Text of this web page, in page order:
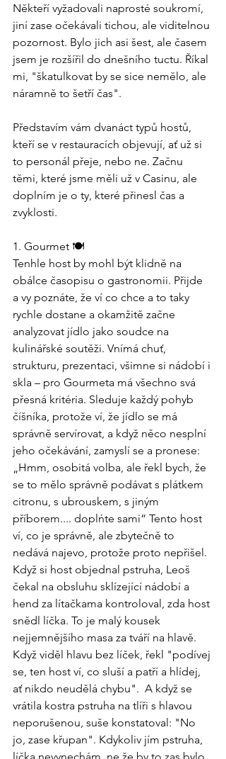
Někteří vyžadovali naprosté soukromí,
jiní zase očekávali tichou, ale viditelnou
pozornost. Bylo jich asi šest, ale časem
jsem je rozšířil do dnešního tuctu. Říkal
mi, "škatulkovat by se sice nemělo, ale
náramně to šetří čas".
Představím vám dvanáct typů hostů,
kteří se v restauracích objevují, ať už si
to personál přeje, nebo ne. Začnu
těmi, které jsme měli už v Casinu, ale
doplním je o ty, které přinesl čas a
zvyklosti.
1. Gourmet 🍽️
Tenhle host by mohl být klidně na
obálce časopisu o gastronomii. Přijde
a vy poznáte, že ví co chce a to taky
rychle dostane a okamžitě začne
analyzovat jídlo jako soudce na
kulinářské soutěži. Vnímá chuť,
strukturu, prezentaci, všimne si nádobí i
skla – pro Gourmeta má všechno svá
přesná kritéria. Sleduje každý pohyb
číšníka, protože ví, že jídlo se má
správně servírovat, a když něco nesplní
jeho očekávání, zamyslí se a pronese:
„Hmm, osobitá volba, ale řekl bych, že
se to mělo správně podávat s plátkem
citronu, s ubrouskem, s jiným
příborem.... doplńte sami“ Tento host
ví, co je správně, ale zbytečně to
nedává najevo, protože proto nepřišel.
Když si host objednal pstruha, Leoš
čekal na obsluhu sklízející nádobí a
hend za lítačkama kontroloval, zda host
snědl líčka. To je malý kousek
nejjemnějšího masa za tváří na hlavě.
Když viděl hlavu bez líček, řekl "podívej
se, ten host ví, co sluší a patří a hlídej,
ať nikdo neudělá chybu".  A když se
vrátila kostra pstruha na tlíři s hlavou
neporušenou, suše konstatoval: "No
jo, zase křupan". Kdykoliv jím pstruha,